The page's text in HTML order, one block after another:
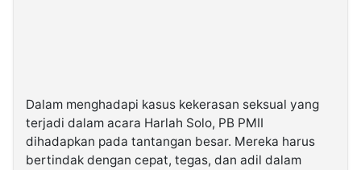
Dalam menghadapi kasus kekerasan seksual yang
terjadi dalam acara Harlah Solo, PB PMII
dihadapkan pada tantangan besar. Mereka harus
bertindak dengan cepat, tegas, dan adil dalam